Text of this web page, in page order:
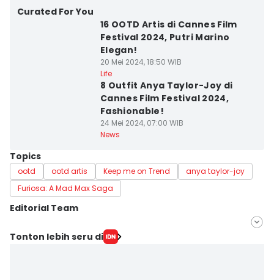
Curated For You
16 OOTD Artis di Cannes Film
Festival 2024, Putri Marino
Elegan!
20 Mei 2024, 18:50 WIB
Life
8 Outfit Anya Taylor-Joy di
Cannes Film Festival 2024,
Fashionable!
24 Mei 2024, 07:00 WIB
News
Topics
ootd ootd artis Keep me on Trend
anya taylor-joy
Furiosa: A Mad Max Saga
Editorial Team
Editor
Tonton lebih seru di